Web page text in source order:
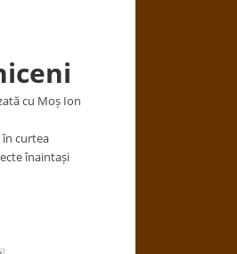
cu Moș Ion
în curtea
înaintași